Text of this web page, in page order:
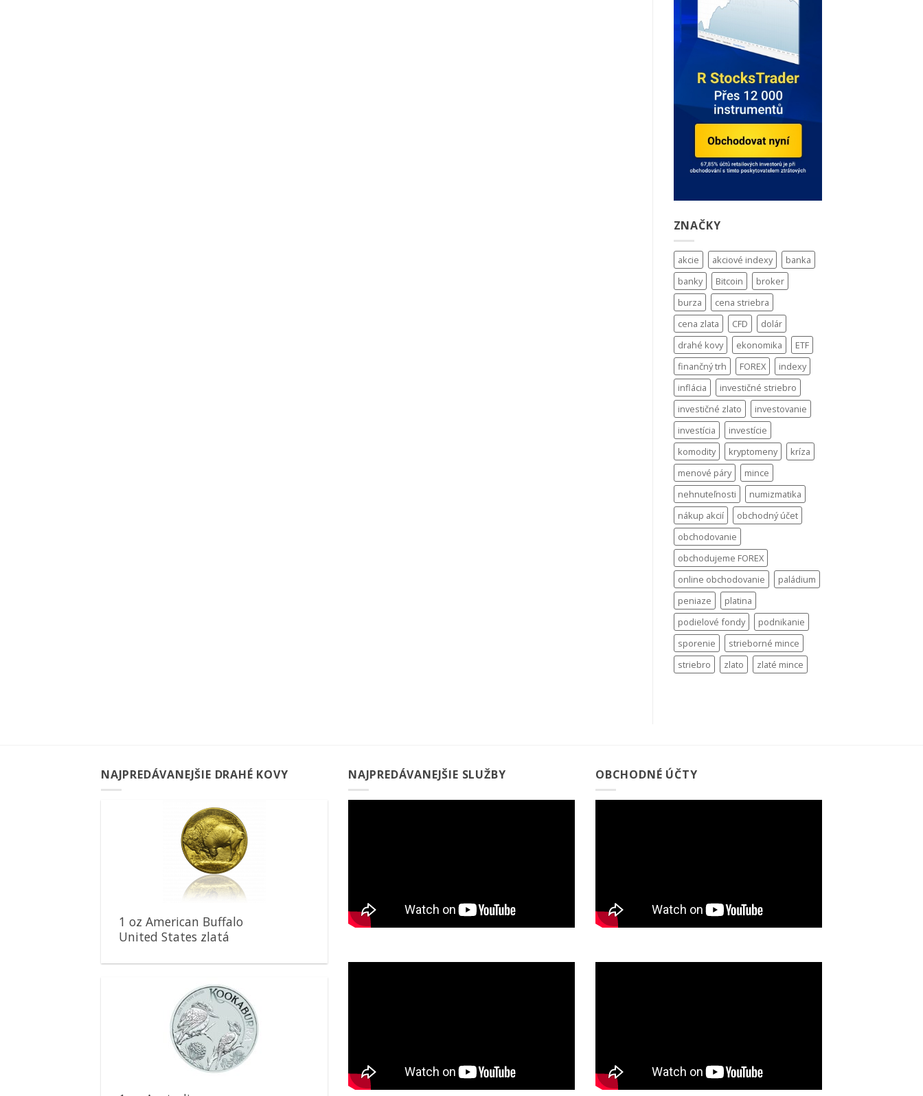
ZNAČKY
akcie akciové indexy
banka
banky
Bitcoin
broker
burza
cena striebra
cena zlata
CFD
dolár
drahé kovy
ekonomika
ETF
finančný trh
FOREX
indexy
inflácia
investičné striebro
investičné zlato
investovanie
investícia
investície
komodity
kryptomeny
kríza
menové páry
mince
nehnuteľnosti
numizmatika
nákup akcií
obchodný účet
obchodovanie
obchodujeme FOREX
online obchodovanie
paládium
peniaze
platina
podielové fondy
podnikanie
sporenie
strieborné mince
striebro
zlato zlaté mince
NAJPREDÁVANEJŠIE DRAHÉ KOVY
Pridať k
obľúbeným
1 oz American Buffalo
United States zlatá
Pridať k
obľúbeným
NAJPREDÁVANEJŠIE SLUŽBY OBCHODNÉ ÚČTY